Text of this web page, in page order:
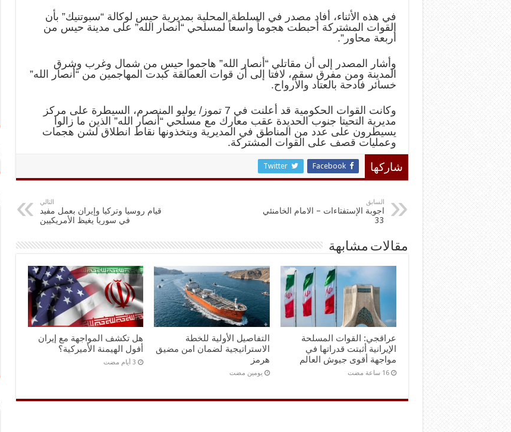
في هذه الأثناء، أفاد مصدر في السلطة المحلية بمديرية حيس لوكالة “سبوتنيك” بأن
القوات المشتركة أحبطت هجوماً واسعاً لمسلحي “أنصار الله” على مدينة حيس من
أربعة محاور”.
وأشار المصدر إلى أن مقاتلي “أنصار الله” هاجموا حيس من شمال وغرب وشرق
المدينة ومن مفرق سقم، لافتا إلى أن قوات العمالقة كبدت المهاجمين من “أنصار الله”
خسائر فادحة بالعتاد والأرواح.
وكانت القوات الحكومية قد أعلنت في 7 تموز/ يوليو المنصرم، السيطرة على مركز
مديرية التحيتا جنوب الحديدة عقب معارك مع مسلحي “أنصار الله” الذين ما زالوا
يسيطرون على عدد من المناطق في المديرية ويتخذونها نقاط انطلاق لشن هجمات
وعمليات قصف على القوات المشتركة.
شاركها Facebook
Twitter
السابق
اجوبة الإستفتاءات – الامام الخامنئي
33
التالي
قيام روسيا وتركيا وإيران بعمل مفيد
في سوريا يغيظ الأمريكيين
مقالات مشابهة
عراقجي: القوات المسلحة
الإيرانية أثبتت قدراتها في
مواجهة أقوى جيوش العالم
‏16 ساعة مضت
التفاصيل الأولية للخطة
الاستراتيجية لضمان امن مضيق
هرمز
‏يومين مضت
هل تكشف المواجهة مع إيران
أفول الهيمنة الأميركية؟